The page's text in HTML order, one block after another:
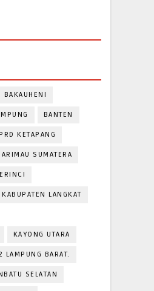
BAKAUHENI
BANTEN
KETAPANG
SUMATERA
KABUPATEN LANGKAT
KAYONG UTARA
BARAT.
SELATAN